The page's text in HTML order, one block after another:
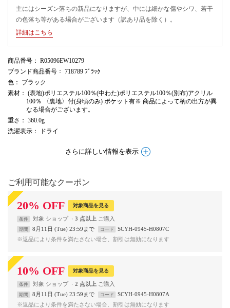
主にはシーズン落ちの新品になりますが、中には細かな傷やシワ、若干
の色落ち等がある場合がございます（訳あり品を除く）。
詳細はこちら
商品番号 ： R05096EW10279
ブランド商品番号 ： 718789 ﾌﾞﾗｯｸ
色 ： ブラック
素材 ： (表地)ポリエステル100％(中わた)ポリエステル100％(別布)アクリル
100％ 〈裏地〉付(身頃のみ) ポケット有※ 商品によって柄の出方が異
なる場合がございます。
重さ ： 360.0g
洗濯表示 ： ドライ
さらに詳しい情報を表示
ご利用可能なクーポン
20% OFF 対象商品を見る
条件 対象 ショップ 3 点以上
期間 8月11日 (Tue) 23:59まで コード
SCYH-0945-H0807C
※返品により条件を満たさない場合、割引は無効になります
10% OFF 対象商品を見る
条件 対象 ショップ 2 点以上
期間 8月11日 (Tue) 23:59まで コード
SCYH-0945-H0807A
※返品により条件を満たさない場合、割引は無効になります